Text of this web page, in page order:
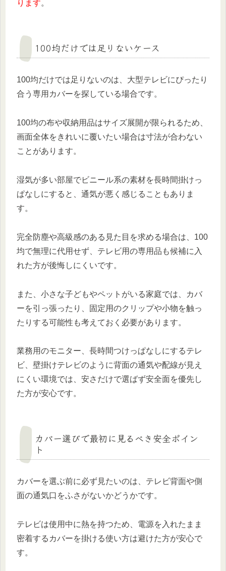
ります。
100均だけでは足りないケース
100均だけでは足りないのは、大型テレビにぴったり
合う専用カバーを探している場合です。
100均の布や収納用品はサイズ展開が限られるため、
画面全体をきれいに覆いたい場合は寸法が合わない
ことがあります。
湿気が多い部屋でビニール系の素材を長時間掛けっ
ぱなしにすると、通気が悪く感じることもありま
す。
完全防塵や高級感のある見た目を求める場合は、100
均で無理に代用せず、テレビ用の専用品も候補に入
れた方が後悔しにくいです。
また、小さな子どもやペットがいる家庭では、カバ
ーを引っ張ったり、固定用のクリップや小物を触っ
たりする可能性も考えておく必要があります。
業務用のモニター、長時間つけっぱなしにするテレ
ビ、壁掛けテレビのように背面の通気や配線が見え
にくい環境では、安さだけで選ばず安全面を優先し
た方が安心です。
カバー選びで最初に見るべき安全ポイン
ト
カバーを選ぶ前に必ず見たいのは、テレビ背面や側
面の通気口をふさがないかどうかです。
テレビは使用中に熱を持つため、電源を入れたまま
密着するカバーを掛ける使い方は避けた方が安心で
す。